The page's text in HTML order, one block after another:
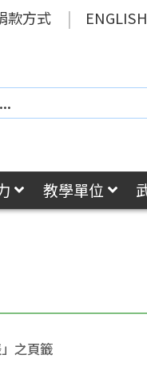
款方式 ENGLISH
教學單位
之頁籤